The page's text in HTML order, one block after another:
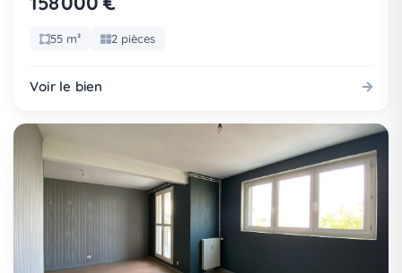
55 m² 2 pièces
Voir le bien